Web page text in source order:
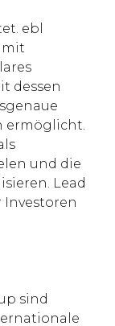
ebl
mit
dessen
ermöglicht.
und die
Lead
sind